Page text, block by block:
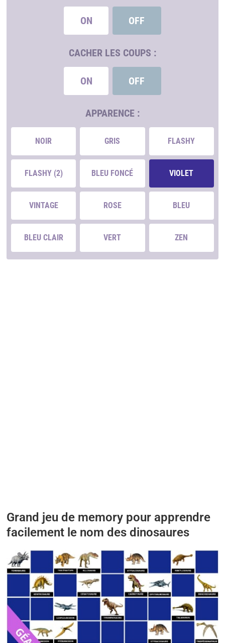
ON OFF
CACHER LES COUPS :
ON OFF
APPARENCE :
NOIR GRIS FLASHY
FLASHY (2) BLEU FONCÉ VIOLET
VINTAGE ROSE BLEU
BLEU CLAIR VERT ZEN
Grand jeu de memory pour apprendre
facilement le nom des dinosaures